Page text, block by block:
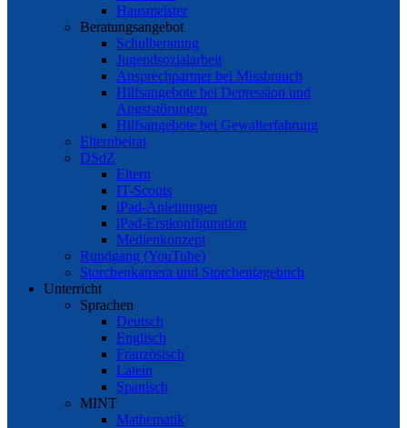
Hausmeister
Beratungsangebot
Schulberatung
Jugendsozialarbeit
Ansprechpartner bei Missbrauch
Hilfsangebote bei Depression und
Angststörungen
Hilfsangebote bei Gewalterfahrung
Elternbeirat
DSdZ
Eltern
IT-Scouts
iPad-Anleitungen
iPad-Erstkonfiguration
Medienkonzept
Rundgang (YouTube)
Storchenkamera und Storchentagebuch
Unterricht
Sprachen
Deutsch
Englisch
Französisch
Latein
Spanisch
MINT
Mathematik